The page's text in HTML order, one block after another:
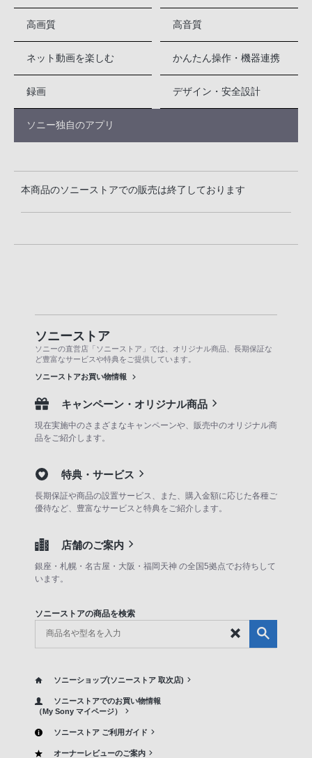
高画質 高音質
ネット動画を楽しむ かんたん操作・機器連携
録画 デザイン・安全設計
ソニー独自のアプリ
本商品のソニーストアでの販売は終了しております
ソニーストア
ソニーの直営店「ソニーストア」では、オリジナル商品、長期保証な
ど豊富なサービスや特典をご提供しています。
ソニーストアお買い物情報
キャンペーン・オリジナル商品
現在実施中のさまざまなキャンペーンや、販売中のオリジナル商
品をご紹介します。
特典・サービス
長期保証や商品の設置サービス、また、購入金額に応じた各種ご
優待など、豊富なサービスと特典をご紹介します。
店舗のご案内
銀座・札幌・名古屋・大阪・福岡天神 の全国5拠点でお待ちして
います。
ソニーストアの商品を検索
ソニーショップ(ソニーストア 取次店)
ソニーストアでのお買い物情報
（My Sony マイページ）
ソニーストア ご利用ガイド
オーナーレビューのご案内